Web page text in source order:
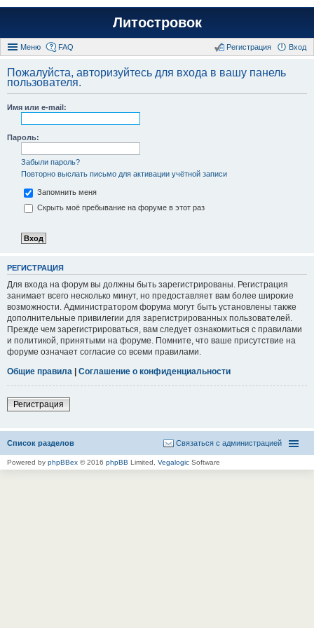
Литостровок
Меню FAQ Вход
Регистрация
Пожалуйста, авторизуйтесь для входа в вашу панель
пользователя.
Имя или e-mail:
Пароль:
Забыли пароль?
Повторно выслать письмо для активации учётной записи
Запомнить меня
Скрыть моё пребывание на форуме в этот раз
РЕГИСТРАЦИЯ
Для входа на форум вы должны быть зарегистрированы. Регистрация
занимает всего несколько минут, но предоставляет вам более широкие
возможности. Администратором форума могут быть установлены также
дополнительные привилегии для зарегистрированных пользователей.
Прежде чем зарегистрироваться, вам следует ознакомиться с правилами
и политикой, принятыми на форуме. Помните, что ваше присутствие на
форуме означает согласие со всеми правилами.
Общие правила | Соглашение о конфиденциальности
Регистрация
Список разделов Связаться с администрацией
Powered by phpBBex © 2016 phpBB Limited, Vegalogic Software